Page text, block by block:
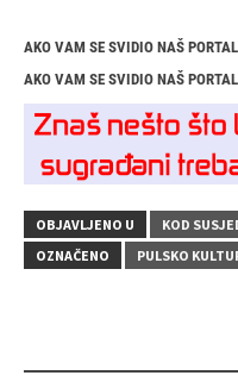
AKO VAM SE SVIDIO NAŠ
AKO VAM SE SVIDIO NAŠ
OBJAVLJENO U KOD
OZNAČENO
PULSKO